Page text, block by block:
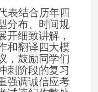
表结合历年四
分布、时间规
开细致讲解，
和翻译四大模
，鼓励同学们
刺阶段的复习
强调诚信应考